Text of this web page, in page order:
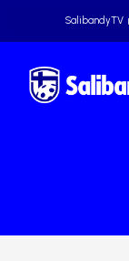
SalibandyTV